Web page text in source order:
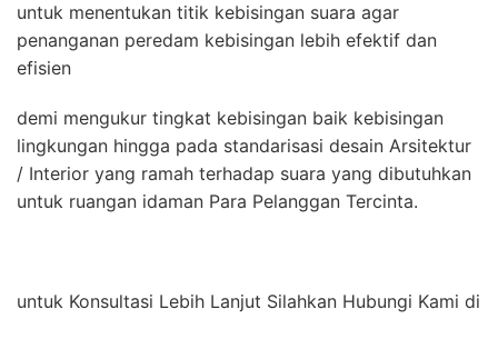
untuk menentukan titik kebisingan suara agar
penanganan peredam kebisingan lebih efektif dan
efisien
demi mengukur tingkat kebisingan baik kebisingan
lingkungan hingga pada standarisasi desain Arsitektur
/ Interior yang ramah terhadap suara yang dibutuhkan
untuk ruangan idaman Para Pelanggan Tercinta.
untuk Konsultasi Lebih Lanjut Silahkan Hubungi Kami di